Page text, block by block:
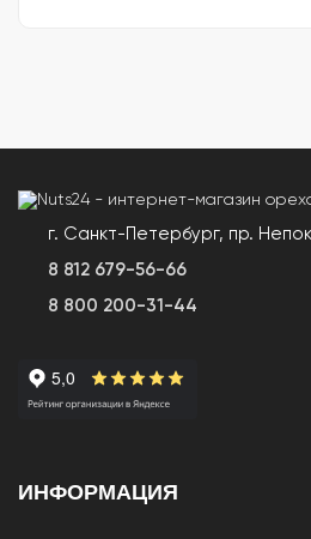
г. Санкт-Петербург, пр.
8 812 679-56-66
8 800 200-31-44
ИНФОРМАЦИЯ